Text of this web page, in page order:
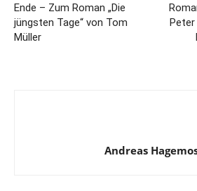
Ende – Zum Roman „Die
jüngsten Tage“ von Tom
Müller
Andreas